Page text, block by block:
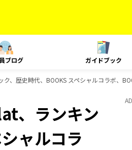
ブログ ガイドブック
、歴史時代、BOOKS スペシャルコラボ、
、ランキン
ャルコラ
AD